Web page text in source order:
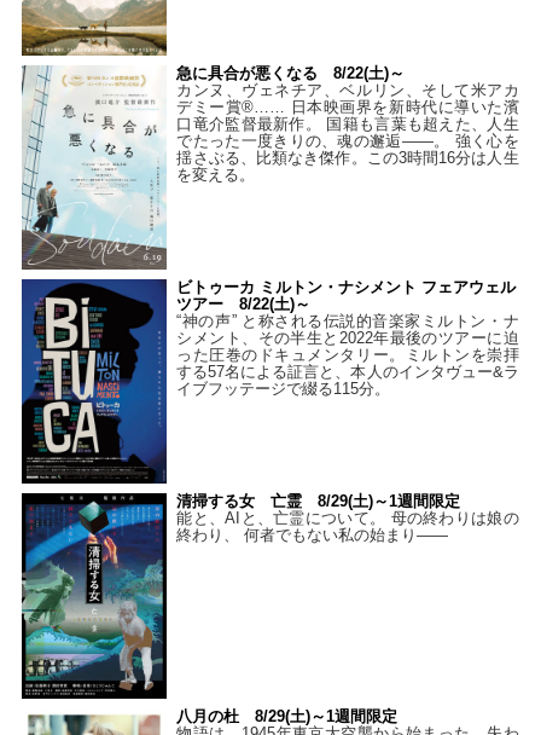
急に具合が悪くなる 8/22(土)～
カンヌ、ヴェネチア、ベルリン、そして米アカ
デミー賞®…… 日本映画界を新時代に導いた濱
口竜介監督最新作。 国籍も言葉も超えた、人生
でたった一度きりの、魂の邂逅――。 強く心を
揺さぶる、比類なき傑作。この3時間16分は人生
を変える。
ビトゥーカ ミルトン・ナシメント フェアウェル
ツアー 8/22(土)～
“神の声” と称される伝説的音楽家ミルトン・ナ
シメント、その半生と2022年最後のツアーに迫
った圧巻のドキュメンタリー。ミルトンを崇拝
する57名による証言と、本人のインタヴュー&ラ
イブフッテージで綴る115分。
清掃する女 亡霊 8/29(土)～1週間限定
能と、AIと、亡霊について。 母の終わりは娘の
終わり、 何者でもない私の始まり――
八月の杜 8/29(土)～1週間限定